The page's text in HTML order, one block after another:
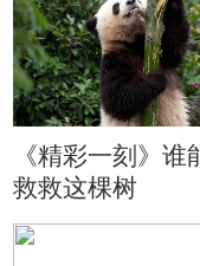
《精彩一刻》谁
救救这棵树